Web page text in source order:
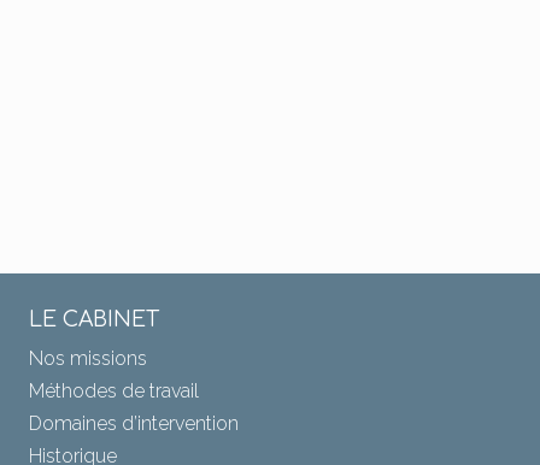
LE CABINET
Nos missions
Méthodes de travail
Domaines d’intervention
Historique